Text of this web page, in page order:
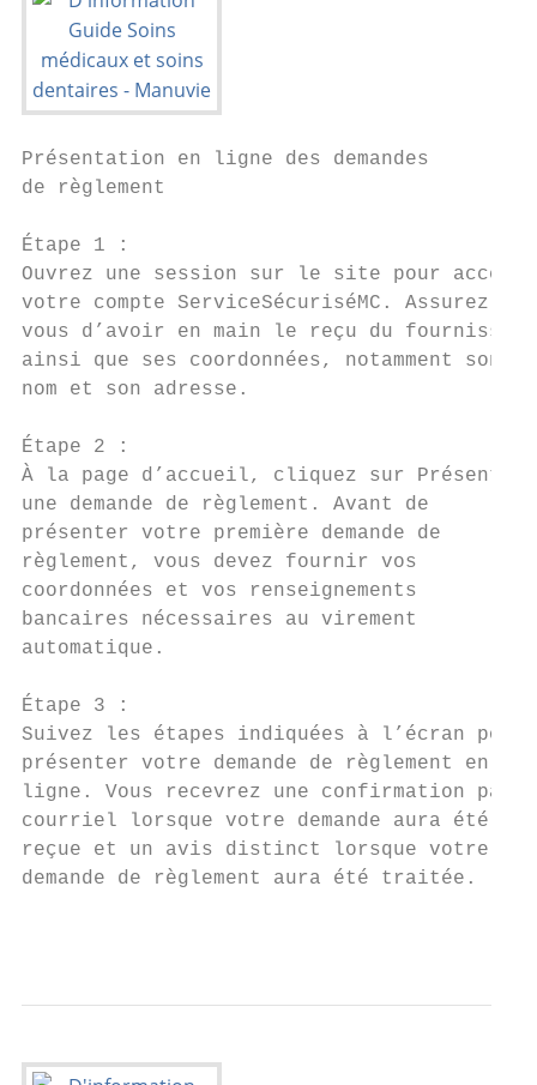
Présentation en ligne des demandes
de règlement
Étape 1 :
Ouvrez une session sur le site pour
votre compte ServiceSécuriséMC. Assurez-
vous d’avoir en main le reçu du fournisseur
ainsi que ses coordonnées, notamment son
nom et son adresse.
Étape 2 :
À la page d’accueil, cliquez sur Présenter
une demande de règlement. Avant de
présenter votre première demande de
règlement, vous devez fournir vos
coordonnées et vos renseignements
bancaires nécessaires au virement
automatique.
Étape 3 :
Suivez les étapes indiquées à l’écran pour
présenter votre demande de règlement en
ligne. Vous recevrez une confirmation par
courriel lorsque votre demande aura été
reçue et un avis distinct lorsque votre
demande de règlement aura été traitée.